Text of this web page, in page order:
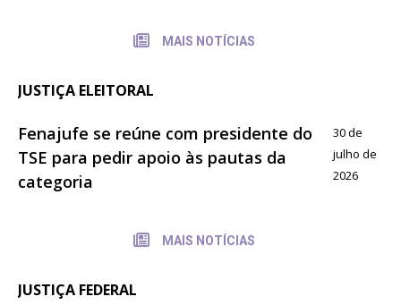
MAIS NOTÍCIAS
JUSTIÇA ELEITORAL
Fenajufe se reúne com presidente do
TSE para pedir apoio às pautas da
categoria
30 de
julho de
2026
MAIS NOTÍCIAS
JUSTIÇA FEDERAL